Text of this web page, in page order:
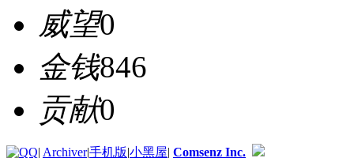
威望0
金钱846
贡献0
| Archiver|手机版|小黑屋| Comsenz Inc.